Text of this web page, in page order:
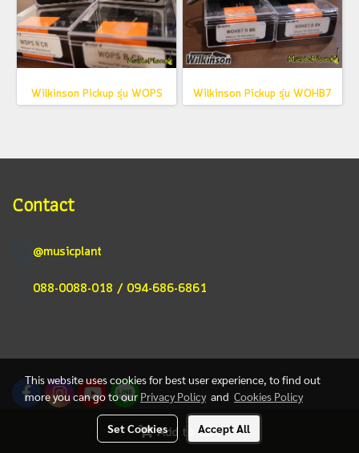
Add to Cart
Wilkinson Pickup รุ่น WOPS Wilkinson Pickup รุ่น WOHB7
Contact
@musicplant
088-0088-018 / 094-686-6861
This website uses cookies for best user experience, to find out
more you can go to ourPrivacy Policyand Cookies Policy
Set Cookies Accept All